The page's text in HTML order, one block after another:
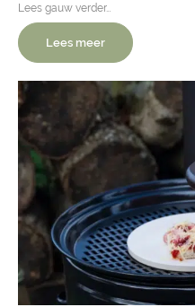
Lees gauw verder…
Lees meer